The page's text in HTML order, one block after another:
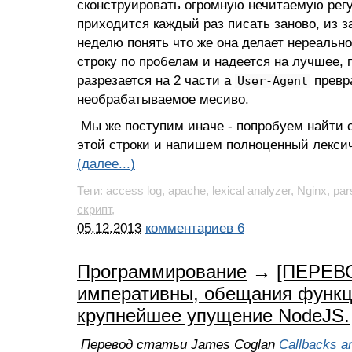
сконструировать огромную нечитаемую
приходится каждый раз писать заново, из
неделю понять что же она делает
строку по пробелам и надеется на лучшее,
разрезается на 2 части а User-Agent
необрабатываемое месиво.
Мы же поступим иначе - попробуем найти
этой строки и напишем полноценный
(далее...)
Теги: access log, apache, lexical analyzer, Nginx,
скрипт,
05.12.2013 комментариев 6
Программирование →
императивны, обещания
крупнейшее упущение NodeJS.
Перевод статьи James Coglan Callbacks